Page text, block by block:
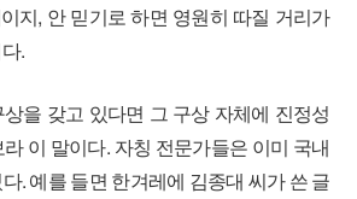
지, 안 믿기로 하면 영원히 따질 거리가
.
을 갖고 있다면 그 구상 자체에 진정성
이 말이다. 자칭 전문가들은 이미 국내
. 예를 들면 한겨레에 김종대 씨가 쓴 글